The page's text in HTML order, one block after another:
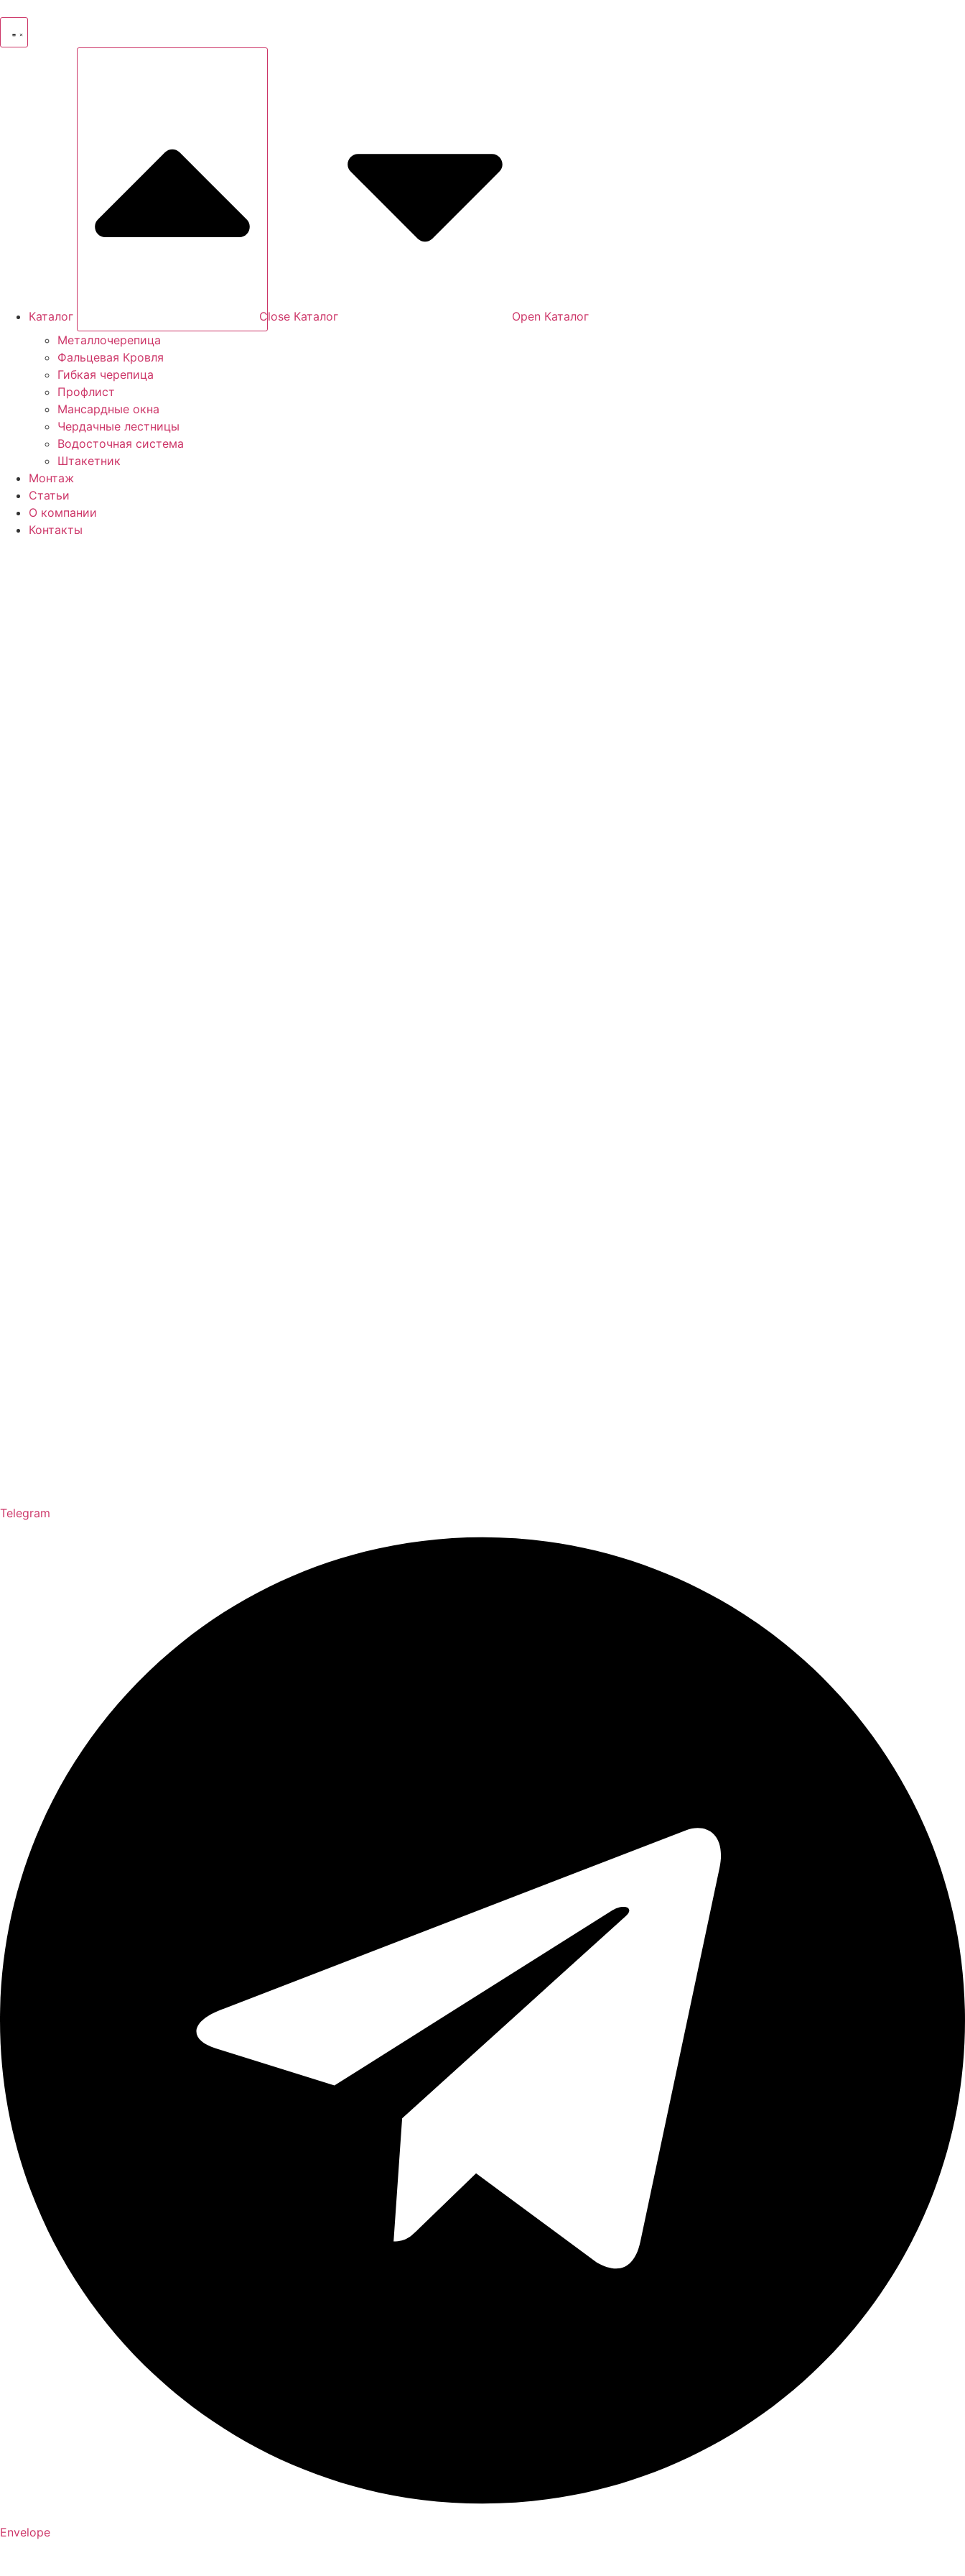
содержимому
Каталог Close Каталог
Open Каталог
Металлочерепица
Фальцевая Кровля
Гибкая черепица
Профлист
Мансардные окна
Чердачные лестницы
Водосточная система
Штакетник
Монтаж
Статьи
О компании
Контакты
Telegram
Envelope